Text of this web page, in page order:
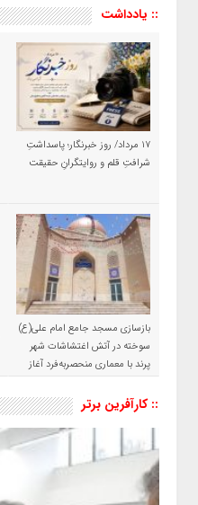
:: یادداشت
۱۷ مرداد/ روز خبرنگار؛ پاسداشتِ
شرافتِ قلم و روایتگرانِ حقیقت
بازسازی مسجد جامع امام علی(ع)
سوخته در آتش اغتشاشات شهر
پرند با معماری منحصربه‌فرد آغاز
:: کارآفرین برتر